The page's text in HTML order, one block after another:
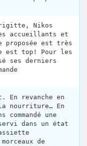
Nikos
accueillants et
proposée est très
est top! Pour les
ses derniers
En revanche en
nourriture… En
une
dans un état
de